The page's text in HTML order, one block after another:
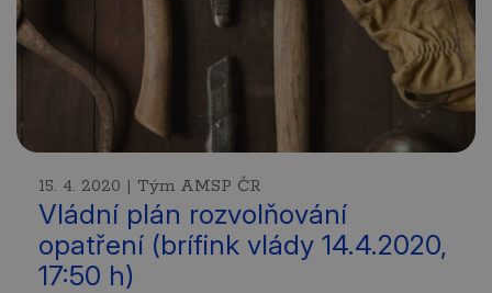
15. 4. 2020 | Tým AMSP ČR
Vládní plán rozvolňování
opatření (brífink vlády 14.4.2020,
17:50 h)